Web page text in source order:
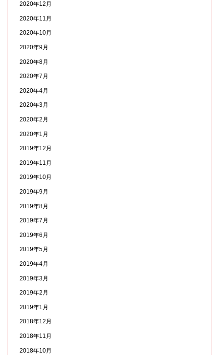
2020年12月
2020年11月
2020年10月
2020年9月
2020年8月
2020年7月
2020年4月
2020年3月
2020年2月
2020年1月
2019年12月
2019年11月
2019年10月
2019年9月
2019年8月
2019年7月
2019年6月
2019年5月
2019年4月
2019年3月
2019年2月
2019年1月
2018年12月
2018年11月
2018年10月